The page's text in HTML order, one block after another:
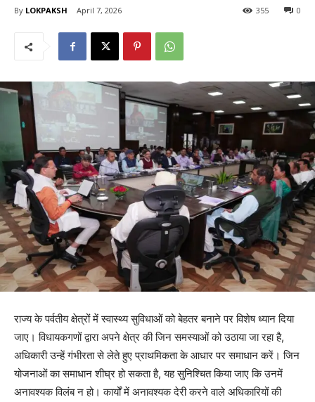
By LOKPAKSH April 7, 2026 0
355
राज्य के पर्वतीय क्षेत्रों में स्वास्थ्य सुविधाओं को बेहतर बनाने पर विशेष ध्यान दिया
जाए। विधायकगणों द्वारा अपने क्षेत्र की जिन समस्याओं को उठाया जा रहा है,
अधिकारी उन्हें गंभीरता से लेते हुए प्राथमिकता के आधार पर समाधान करें। जिन
योजनाओं का समाधान शीघ्र हो सकता है, यह सुनिश्चित किया जाए कि उनमें
अनावश्यक विलंब न हो। कार्यों में अनावश्यक देरी करने वाले अधिकारियों की